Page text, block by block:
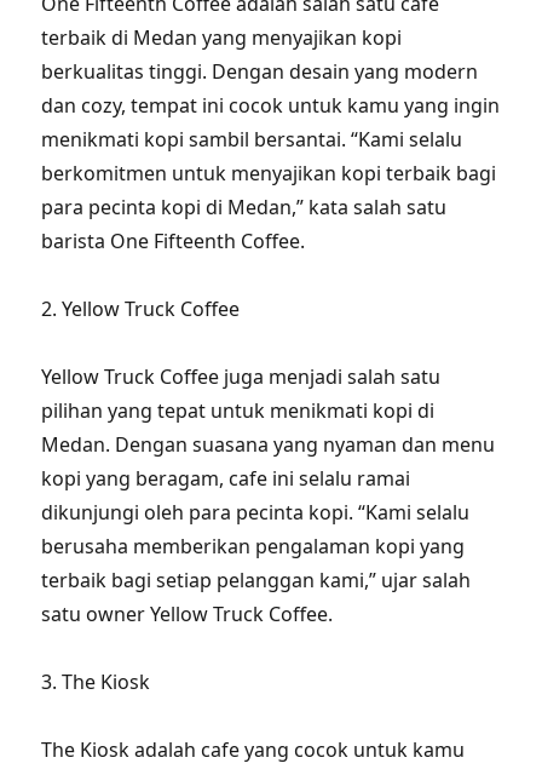
terbaik di Medan yang menyajikan kopi
berkualitas tinggi. Dengan desain yang modern
dan cozy, tempat ini cocok untuk kamu yang ingin
menikmati kopi sambil bersantai. “Kami selalu
berkomitmen untuk menyajikan kopi terbaik bagi
para pecinta kopi di Medan,” kata salah satu
barista One Fifteenth Coffee.
2. Yellow Truck Coffee
Yellow Truck Coffee juga menjadi salah satu
pilihan yang tepat untuk menikmati kopi di
Medan. Dengan suasana yang nyaman dan menu
kopi yang beragam, cafe ini selalu ramai
dikunjungi oleh para pecinta kopi. “Kami selalu
berusaha memberikan pengalaman kopi yang
terbaik bagi setiap pelanggan kami,” ujar salah
satu owner Yellow Truck Coffee.
3. The Kiosk
The Kiosk adalah cafe yang cocok untuk kamu